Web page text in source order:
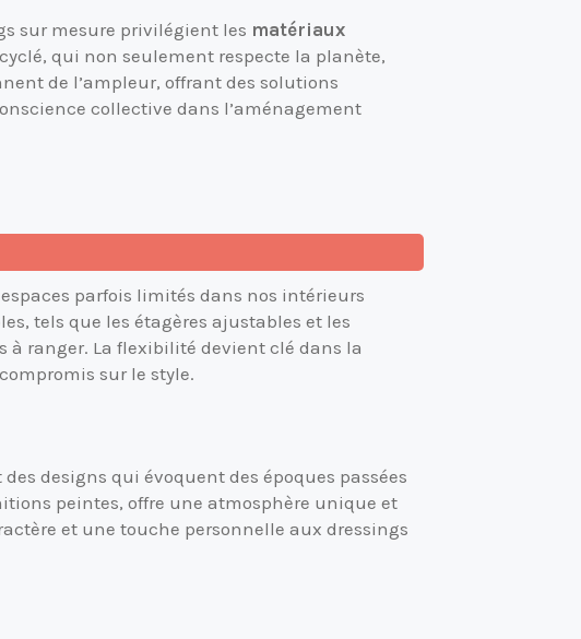
sur mesure privilégient les matériaux
qui non seulement respecte la planète,
de l’ampleur, offrant des solutions
collective dans l’aménagement
parfois limités dans nos intérieurs
tels que les étagères ajustables et les
à ranger. La flexibilité devient clé dans la
sur le style.
designs qui évoquent des époques passées
peintes, offre une atmosphère unique et
et une touche personnelle aux dressings